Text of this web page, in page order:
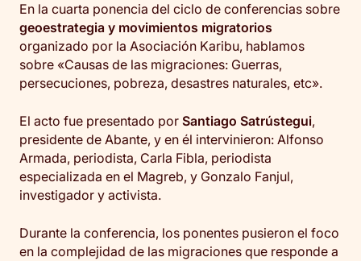
En la cuarta ponencia del ciclo de conferencias sobre
geoestrategia y movimientos migratorios
organizado por la Asociación Karibu, hablamos
sobre «Causas de las migraciones: Guerras,
persecuciones, pobreza, desastres naturales, etc».
El acto fue presentado por Santiago Satrústegui,
presidente de Abante, y en él intervinieron: Alfonso
Armada, periodista, Carla Fibla, periodista
especializada en el Magreb, y Gonzalo Fanjul,
investigador y activista.
Durante la conferencia, los ponentes pusieron el foco
en la complejidad de las migraciones que responde a